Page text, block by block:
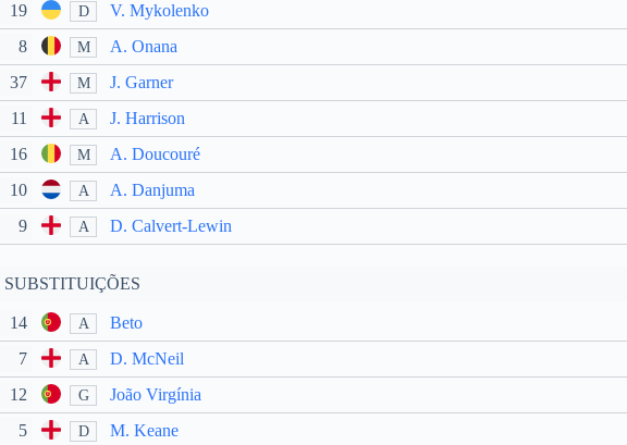
19 D V. Mykolenko
8 M A. Onana
37 M J. Garner
11 A J. Harrison
16 M A. Doucouré
10 A A. Danjuma
9 A D. Calvert-Lewin
SUBSTITUIÇÕES
14 A Beto
7 A D. McNeil
12 G
João Virgínia
5
D
M. Keane